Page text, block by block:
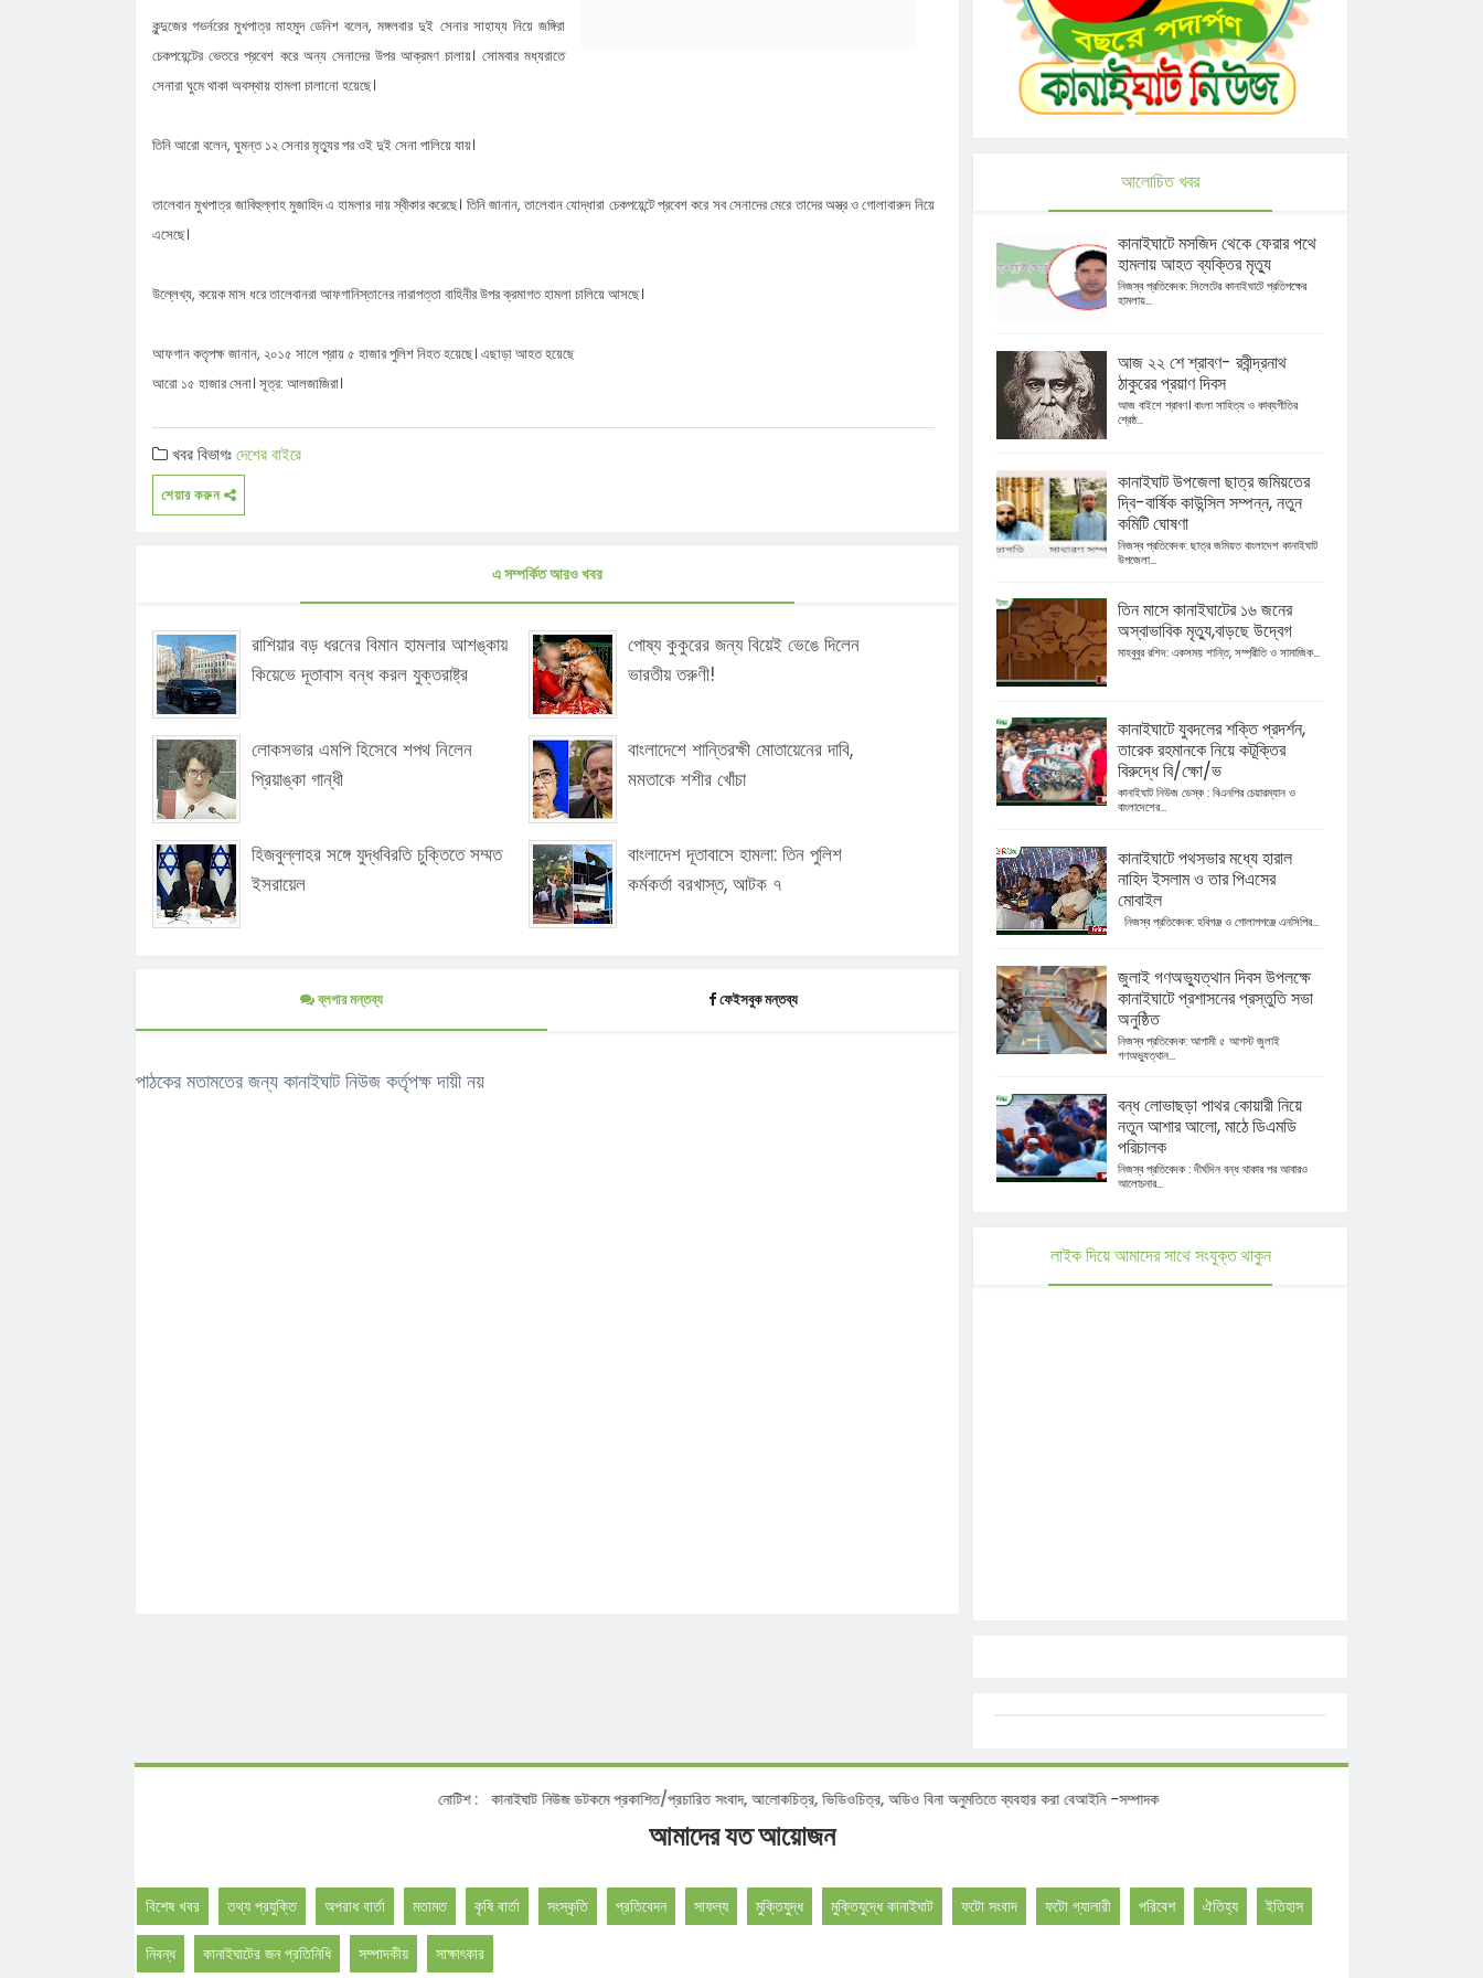
নিয়ে কটূক্তির বিরুদ্ধে বি/ক্ষো/ভ
বন্ধ লোভাছড়া পাথর কোয়ারী নিয়ে নতুন আশার আলো,
মাঠে ডিএমডি পরিচালক
কানাইঘাটে বিশ্ব মাতৃদুগ্ধ সপ্তাহের আলোচনা সভা
কাউন্সিল সম্পন্ন, নতুন কমিটি ঘোষণা
কানাইঘাটে পথসভার মধ্যে হারাল নাহিদ ইসলাম ও তার
ব্যক্তির মৃত্যু
জুলাই গণঅভ্যুত্থান দিবস উপলক্ষে কানাইঘাটে
পাটোয়ারীরা, জানালেন কৃতজ্ঞতা
কুন্দুজের গভর্নরের মুখপাত্র মাহমুদ ডেনিশ বলেন, মঙ্গলবার দুই সেনার সাহায্য নিয়ে জঙ্গিরা
চেকপয়েন্টের ভেতরে প্রবেশ করে অন্য সেনাদের উপর আক্রমণ চালায়। সোমবার মধ্যরাতে
সেনারা ঘুমে থাকা অবস্থায় হামলা চালানো হয়েছে।
তিনি আরো বলেন, ঘুমন্ত ১২ সেনার মৃত্যুর পর ওই দুই সেনা পালিয়ে যায়।
তালেবান মুখপাত্র জাবিহুল্লাহ মুজাহিদ এ হামলার দায় স্বীকার করেছে। তিনি জানান, তালেবান যোদ্ধারা চেকপয়েন্টে প্রবেশ করে সব সেনাদের মেরে তাদের অস্ত্র ও গোলাবারুদ নিয়ে
এসেছে।
উল্লেখ্য, কয়েক মাস ধরে তালেবানরা আফগানিস্তানের নারাপত্তা বাহিনীর উপর ক্রমাগত হামলা চালিয়ে আসছে।
আফগান কতৃপক্ষ জানান, ২০১৫ সালে প্রায় ৫ হাজার পুলিশ নিহত হয়েছে। এছাড়া আহত হয়েছে
আরো ১৫ হাজার সেনা। সূত্র: আলজাজিরা।
খবর বিভাগঃদেশের বাইরে
শেয়ার করুন
এ সম্পর্কিত আরও খবর
রাশিয়ার বড় ধরনের বিমান হামলার আশঙ্কায়
কিয়েভে দূতাবাস বন্ধ করল যুক্তরাষ্ট্র
পোষ্য কুকুরের জন্য বিয়েই ভেঙে দিলেন
ভারতীয় তরুণী!
লোকসভার এমপি হিসেবে শপথ নিলেন
প্রিয়াঙ্কা গান্ধী
বাংলাদেশে শান্তিরক্ষী মোতায়েনের দাবি,
মমতাকে শশীর খোঁচা
হিজবুল্লাহর সঙ্গে যুদ্ধবিরতি চুক্তিতে সম্মত
ইসরায়েল
বাংলাদেশ দূতাবাসে হামলা: তিন পুলিশ
কর্মকর্তা বরখাস্ত, আটক ৭
ব্লগার মন্তব্য ফেইসবুক মন্তব্য
পাঠকের মতামতের জন্য কানাইঘাট নিউজ কর্তৃপক্ষ দায়ী নয়
আলোচিত খবর
কানাইঘাটে মসজিদ থেকে ফেরার পথে
হামলায় আহত ব্যক্তির মৃত্যু
নিজস্ব প্রতিবেদক: সিলেটের কানাইঘাটে প্রতিপক্ষের
হামলায়...
আজ ২২ শে শ্রাবণ- রবীন্দ্রনাথ
ঠাকুরের প্রয়াণ দিবস
আজ বাইশে শ্রাবণ। বাংলা সাহিত্য ও কাব্যগীতির
শ্রেষ্ঠ...
কানাইঘাট উপজেলা ছাত্র জমিয়তের
দ্বি-বার্ষিক কাউন্সিল সম্পন্ন, নতুন
কমিটি ঘোষণা
নিজস্ব প্রতিবেদক: ছাত্র জমিয়ত বাংলাদেশ কানাইঘাট
উপজেলা...
তিন মাসে কানাইঘাটের ১৬ জনের
অস্বাভাবিক মৃত্যু,বাড়ছে উদ্বেগ
মাহবুবুর রশিদ: একসময় শান্তি, সম্প্রীতি ও সামাজিক...
কানাইঘাটে যুবদলের শক্তি প্রদর্শন,
তারেক রহমানকে নিয়ে কটূক্তির
বিরুদ্ধে বি/ক্ষো/ভ
কানাইঘাট নিউজ ডেস্ক : বিএনপির চেয়ারম্যান ও
বাংলাদেশের...
কানাইঘাটে পথসভার মধ্যে হারাল
নাহিদ ইসলাম ও তার পিএসের
মোবাইল
নিজস্ব প্রতিবেদক: হবিগঞ্জ ও গোলাপগঞ্জে এনসিপির...
জুলাই গণঅভ্যুত্থান দিবস উপলক্ষে
কানাইঘাটে প্রশাসনের প্রস্তুতি সভা
অনুষ্ঠিত
নিজস্ব প্রতিবেদক: আগামী ৫ আগস্ট জুলাই
গণঅভ্যুত্থান...
বন্ধ লোভাছড়া পাথর কোয়ারী নিয়ে
নতুন আশার আলো, মাঠে ডিএমডি
পরিচালক
নিজস্ব প্রতিবেদক : দীর্ঘদিন বন্ধ থাকার পর আবারও
আলোচনার...
লাইক দিয়ে আমাদের সাথে সংযুক্ত থাকুন
নোটিশ :কানাইঘাট নিউজ ডটকমে প্রকাশিত/প্রচারিত সংবাদ, আলোকচিত্র, ভিডিওচিত্র, অডিও বিনা অনুমতিতে ব্যবহার করা বেআইনি -সম্পাদক
আমাদের যত আয়োজন
বিশেষ খবর তথ্য প্রযুক্তি অপরাধ বার্তা মতামত কৃষি বার্তা সংস্কৃতি প্রতিবেদন সাফল্য মুক্তিযুদ্ধ মুক্তিযুদ্ধে কানাইঘাট ফটো সংবাদ ফটো গ্যালারী পরিবেশ ঐতিহ্য ইতিহাস
নিবন্ধ কানাইঘাটের জন প্রতিনিধি সম্পাদকীয় সাক্ষাৎকার